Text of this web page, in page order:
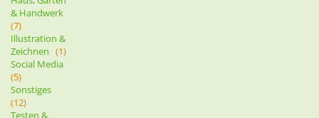
& Handwerk
(7)
Illustration &
Zeichnen (1)
Social Media
(5)
Sonstiges
(12)
Testen &